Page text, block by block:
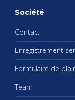
Société
Contact
Enre­gis­tre­ment
For­mu­laire de
Team